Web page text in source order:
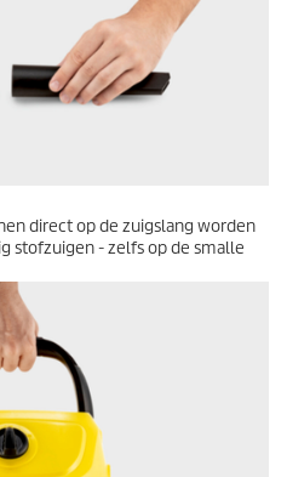
direct op de zuigslang worden
stofzuigen - zelfs op de smalle